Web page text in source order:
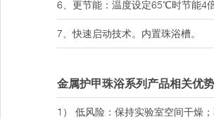
6、更节能：温度设定65℃时节能4
7、快速启动技术。内置珠浴槽。
金属护甲珠浴系列产品相关优势
1） 低风险：保持实验室空间干燥；